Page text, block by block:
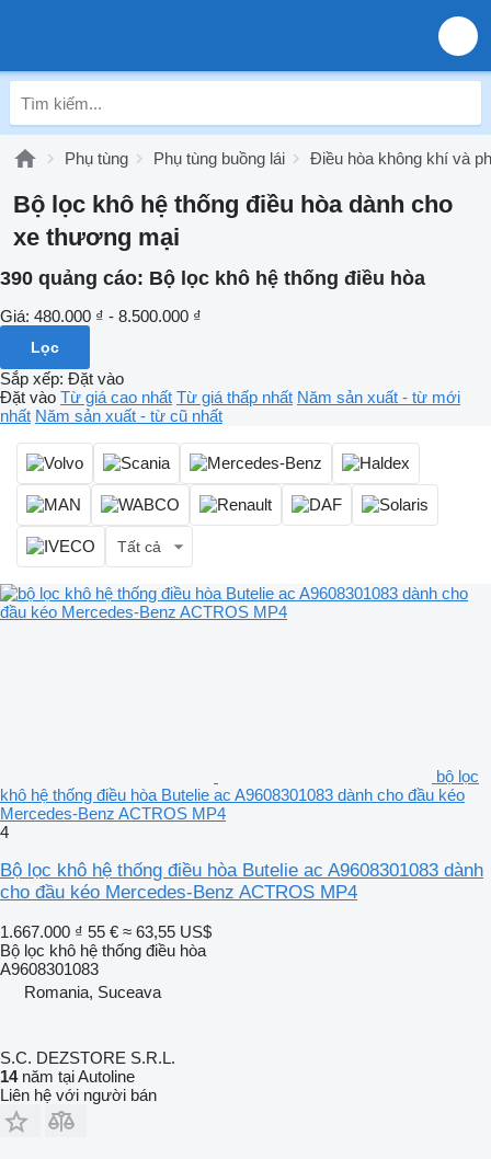
Phụ tùng Phụ tùng buồng lái Điều hòa không khí và
Bộ lọc khô hệ thống điều hòa dành cho
xe thương mại
390 quảng cáo: Bộ lọc khô hệ thống điều hòa
Giá: 480.000 ₫ - 8.500.000 ₫
Lọc
Sắp xếp: Đặt vào
Đặt vào Từ giá cao nhất Từ giá thấp nhất Năm sản xuất - từ mới
nhất Năm sản xuất - từ cũ nhất
Tất cả
bộ lọc
khô hệ thống điều hòa Butelie ac A9608301083 dành cho đầu kéo
Mercedes-Benz ACTROS MP4
4
Bộ lọc khô hệ thống điều hòa Butelie ac A9608301083 dành
cho đầu kéo Mercedes-Benz ACTROS MP4
1.667.000 ₫ 55 € ≈ 63,55 US$
Bộ lọc khô hệ thống điều hòa
A9608301083
Romania, Suceava
S.C. DEZSTORE S.R.L.
14năm tại Autoline
Liên hệ với người bán